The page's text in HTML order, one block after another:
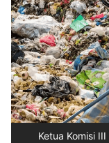
Insight
NTB
Suara
Time
Lens
IDN
Daily
Jogja
Jalan
Rakyat
Idealita
News
Kita
Notice
Dinamikapost.com
Radar
Baru
Seedbacklink
Follow
Kabarbaru
Ketua Komisi